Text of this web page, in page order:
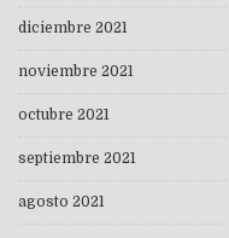
diciembre 2021
noviembre 2021
octubre 2021
septiembre 2021
agosto 2021